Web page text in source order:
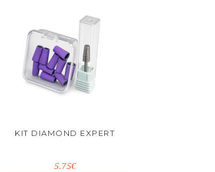
KIT DIAMOND EXPERT
5.75€